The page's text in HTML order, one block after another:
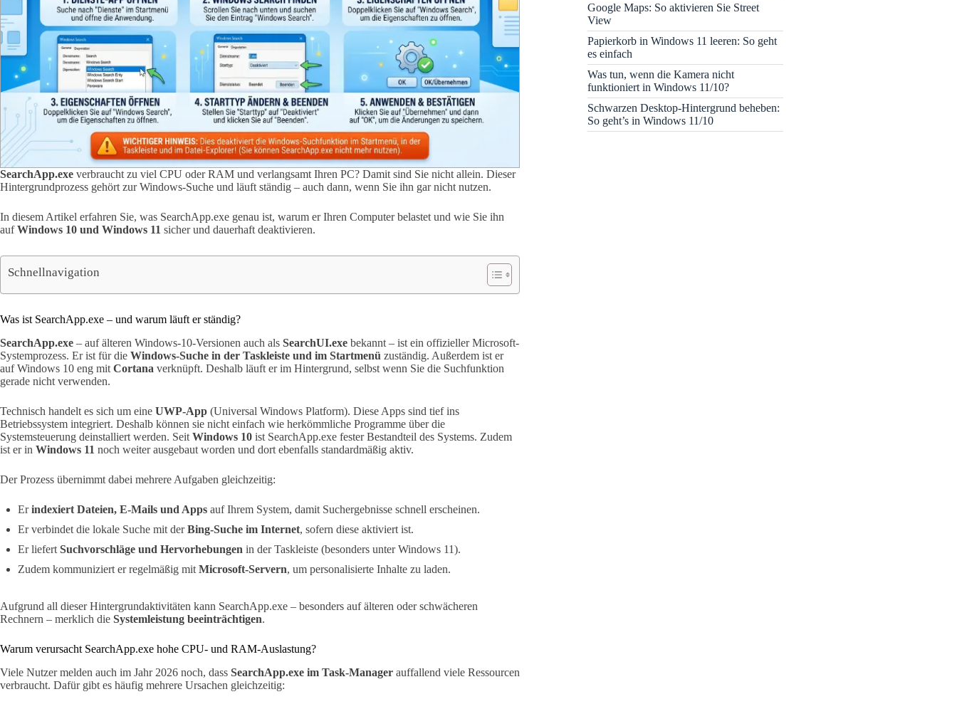
SearchApp.exe verbraucht zu viel CPU oder RAM und verlangsamt Ihren PC? Damit sind Sie nicht allein. Dieser
Hintergrundprozess gehört zur Windows-Suche und läuft ständig – auch dann, wenn Sie ihn gar nicht nutzen.
In diesem Artikel erfahren Sie, was SearchApp.exe genau ist, warum er Ihren Computer belastet und wie Sie ihn
aufWindows 10 und Windows 11 sicher und dauerhaft deaktivieren.
Schnellnavigation
Was ist SearchApp.exe – und warum läuft er ständig?
SearchApp.exe – auf älteren Windows-10-Versionen auch als SearchUI.exe bekannt – ist ein offizieller Microsoft-
Systemprozess. Er ist für die Windows-Suche in der Taskleiste und im Startmenü zuständig. Außerdem ist er
auf Windows 10 eng mit Cortana verknüpft. Deshalb läuft er im Hintergrund, selbst wenn Sie die Suchfunktion
gerade nicht verwenden.
Technisch handelt es sich um eine UWP-App (Universal Windows Platform). Diese Apps sind tief ins
Betriebssystem integriert. Deshalb können sie nicht einfach wie herkömmliche Programme über die
Systemsteuerung deinstalliert werden. Seit Windows 10 ist SearchApp.exe fester Bestandteil des Systems. Zudem
ist er in Windows 11 noch weiter ausgebaut worden und dort ebenfalls standardmäßig aktiv.
Der Prozess übernimmt dabei mehrere Aufgaben gleichzeitig:
Erindexiert Dateien, E-Mails und Apps auf Ihrem System, damit Suchergebnisse schnell erscheinen.
Er verbindet die lokale Suche mit derBing-Suche im Internet, sofern diese aktiviert ist.
Er liefert Suchvorschläge und Hervorhebungen in der Taskleiste (besonders unter Windows 11).
Zudem kommuniziert er regelmäßig mit Microsoft-Servern, um personalisierte Inhalte zu laden.
Aufgrund all dieser Hintergrundaktivitäten kann SearchApp.exe – besonders auf älteren oder schwächeren
Rechnern – merklich die Systemleistung beeinträchtigen.
Warum verursacht SearchApp.exe hohe CPU- und RAM-Auslastung?
Viele Nutzer melden auch im Jahr 2026 noch, dass SearchApp.exe im Task-Manager auffallend viele Ressourcen
verbraucht. Dafür gibt es häufig mehrere Ursachen gleichzeitig:
Google Maps: So aktivieren Sie Street
View
Papierkorb in Windows 11 leeren: So geht
es einfach
Was tun, wenn die Kamera nicht
funktioniert in Windows 11/10?
Schwarzen Desktop-Hintergrund beheben:
So geht’s in Windows 11/10